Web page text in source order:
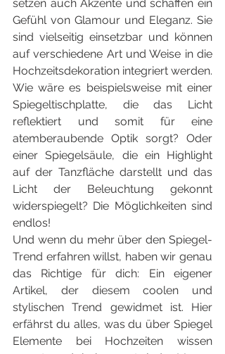
setzen auch Akzente und schaffen ein
Gefühl von Glamour und Eleganz. Sie
sind vielseitig einsetzbar und können
auf verschiedene Art und Weise in die
Hochzeitsdekoration integriert werden.
Wie wäre es beispielsweise mit einer
Spiegeltischplatte, die das Licht
reflektiert und somit für eine
atemberaubende Optik sorgt? Oder
einer Spiegelsäule, die ein Highlight
auf der Tanzfläche darstellt und das
Licht der Beleuchtung gekonnt
widerspiegelt? Die Möglichkeiten sind
endlos!
Und wenn du mehr über den Spiegel-
Trend erfahren willst, haben wir genau
das Richtige für dich: Ein eigener
Artikel, der diesem coolen und
stylischen Trend gewidmet ist. Hier
erfährst du alles, was du über Spiegel
Elemente bei Hochzeiten wissen